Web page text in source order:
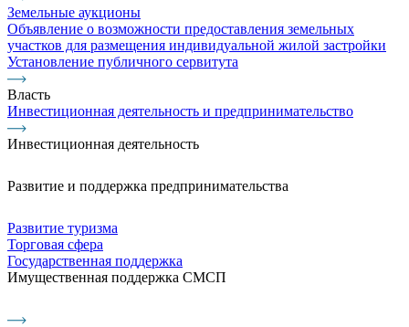
Земельные аукционы
Объявление о возможности предоставления земельных
участков для размещения индивидуальной жилой застройки
Установление публичного сервитута
Власть
Инвестиционная деятельность и предпринимательство
Инвестиционная деятельность
Развитие и поддержка предпринимательства
Развитие туризма
Торговая сфера
Государственная поддержка
Имущественная поддержка СМСП